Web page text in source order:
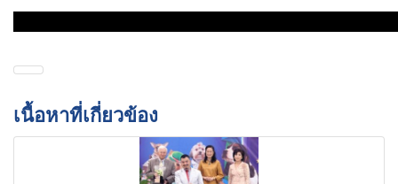
เนื้อหาที่เกี่ยวข้อง